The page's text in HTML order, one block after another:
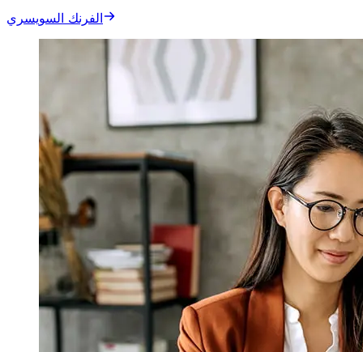
الفرنك السويسري